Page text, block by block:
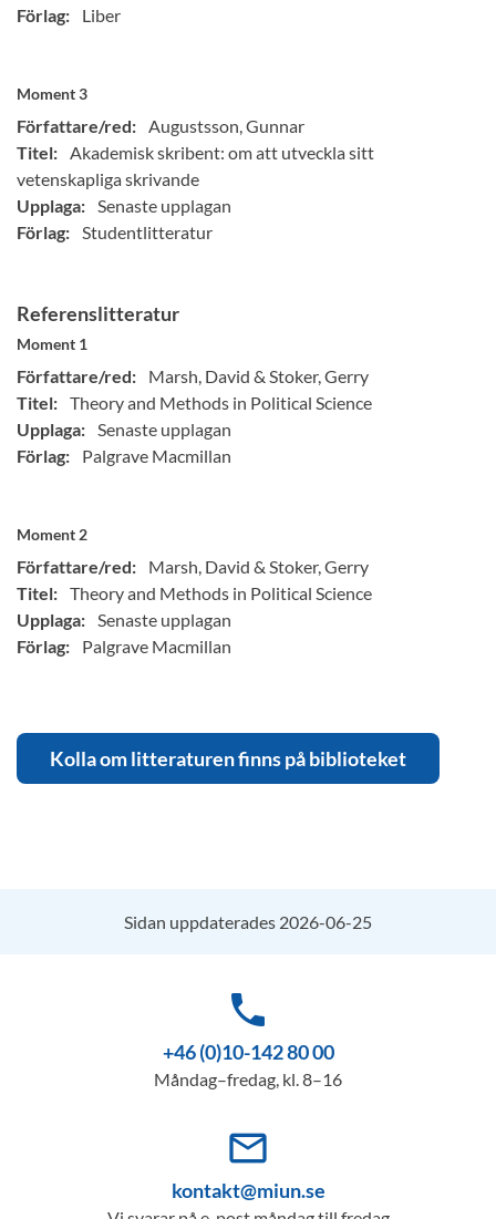
Förlag:
Liber
Moment 3
Författare/red: Augustsson, Gunnar
Titel: Akademisk skribent: om att utveckla sitt
vetenskapliga skrivande
Upplaga: Senaste upplagan
Förlag: Studentlitteratur
Referenslitteratur
Moment 1
Författare/red:
Marsh, David & Stoker, Gerry
Titel: Theory and Methods in Political Science
Upplaga: Senaste upplagan
Förlag:
Palgrave Macmillan
Moment 2
Författare/red:
Marsh, David & Stoker, Gerry
Titel: Theory and Methods in Political Science
Upplaga: Senaste upplagan
Förlag:
Palgrave Macmillan
Kolla om litteraturen finns på biblioteket
Sidan uppdaterades 2026-06-25
phone
+46 (0)10-142 80 00
Måndag–fredag, kl. 8–16
mail_outline
kontakt@miun.se